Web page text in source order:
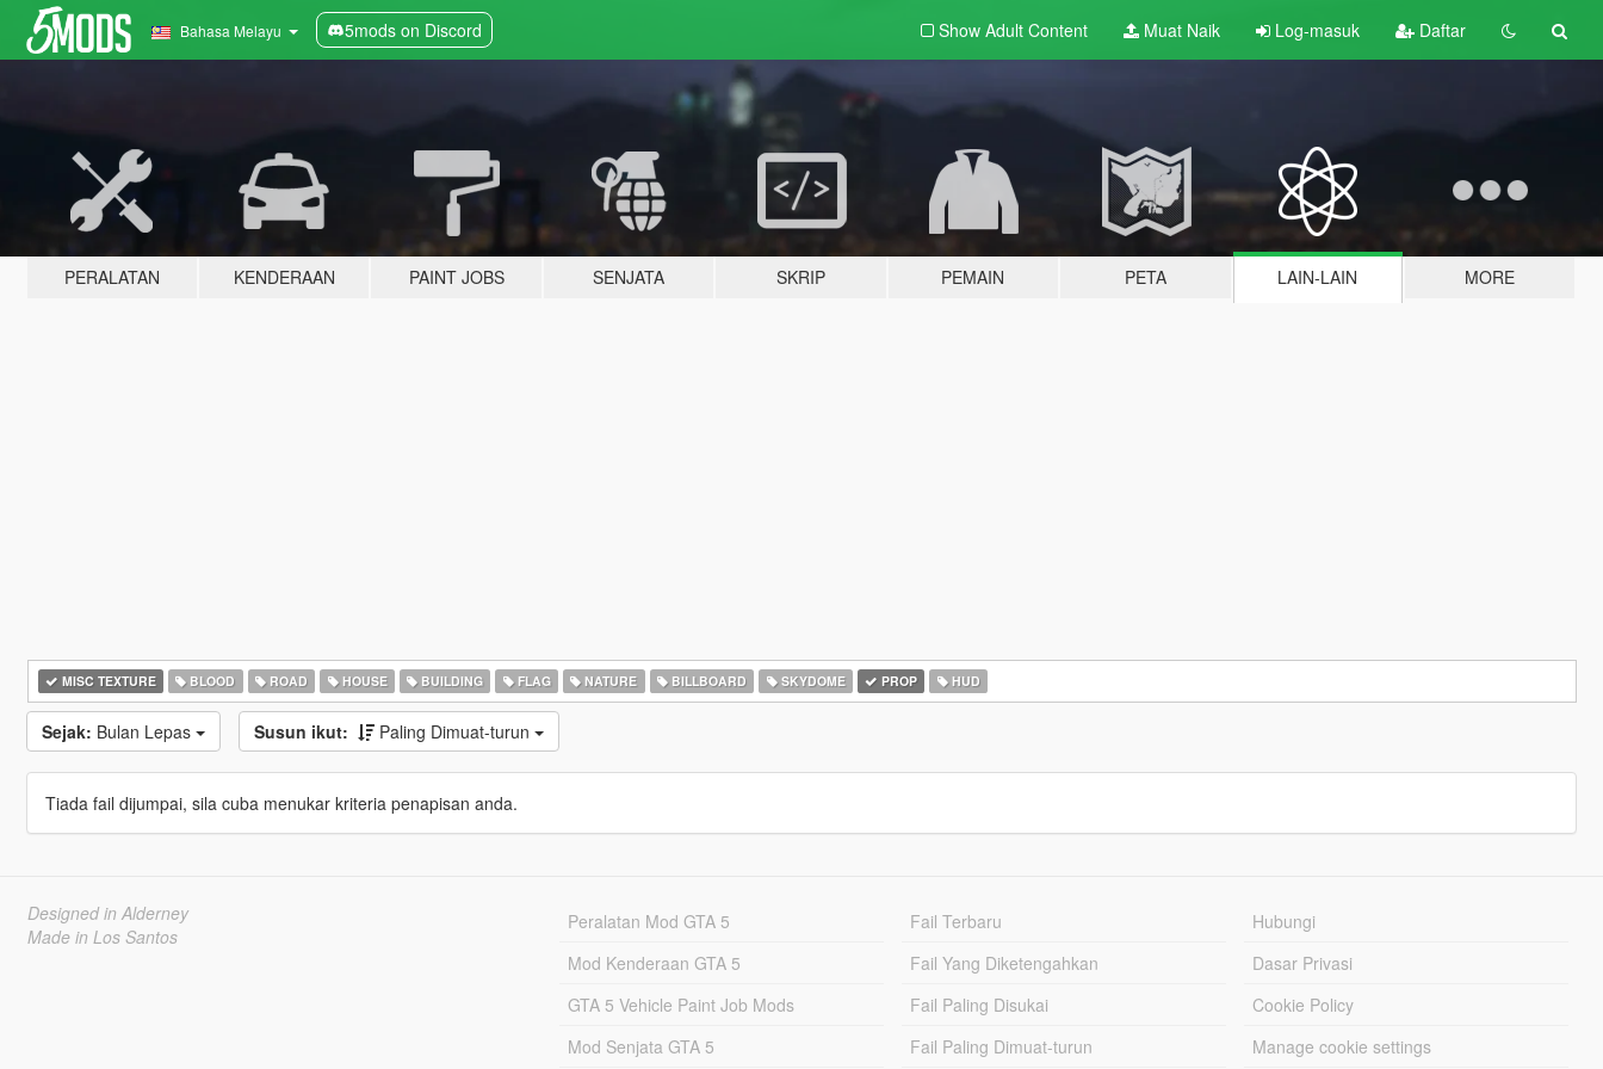
Bahasa Melayu 5mods on Discord Show Adult Content Muat Naik Log-masuk Daftar
PERALATAN KENDERAAN PAINT JOBS SENJATA SKRIP PEMAIN PETA LAIN-LAIN MORE
MISC TEXTURE BLOOD ROAD HOUSE BUILDING FLAG NATURE BILLBOARD SKYDOME PROP HUD
Sejak: Bulan Lepas Susun ikut: Paling Dimuat-turun
Tiada fail dijumpai, sila cuba menukar kriteria penapisan anda.
Designed in Alderney
Made in Los Santos
Peralatan Mod GTA 5
Mod Kenderaan GTA 5
GTA 5 Vehicle Paint Job Mods
Mod Senjata GTA 5
Fail Terbaru
Fail Yang Diketengahkan
Fail Paling Disukai
Fail Paling Dimuat-turun
Hubungi
Dasar Privasi
Cookie Policy
Manage cookie settings